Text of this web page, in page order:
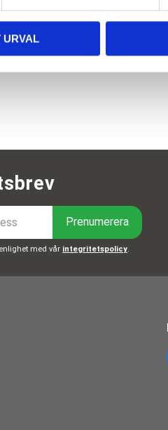
URVAL
Prenumerera
med vår integritetspolicy.